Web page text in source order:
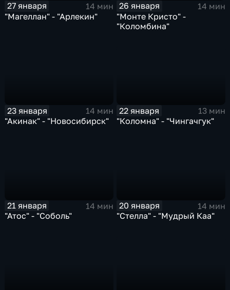
27 января
14 мин
"Магеллан" - "Арлекин"
26 января
14 мин
"Монте Кристо" -
"Коломбина"
23 января
14 мин
"Акинак" - "Новосибирск"
22 января
13 мин
"Коломна" - "Чингачгук"
21 января
14 мин
"Атос" - "Соболь"
20 января
14 мин
"Стелла" - "Мудрый Каа"